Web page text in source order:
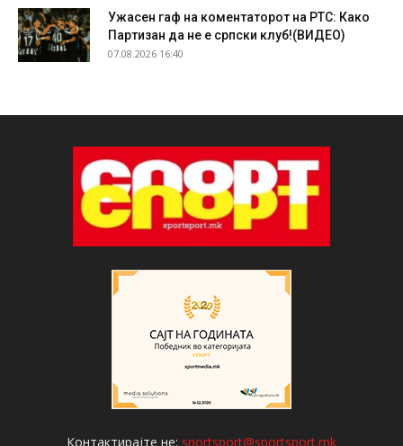
Ужасен гаф на коментаторот на РТС: Како
Партизан да не е српски клуб!(ВИДЕО)
07.08.2026 16:40
Контактирајте не: sportsport@sportsport.mk